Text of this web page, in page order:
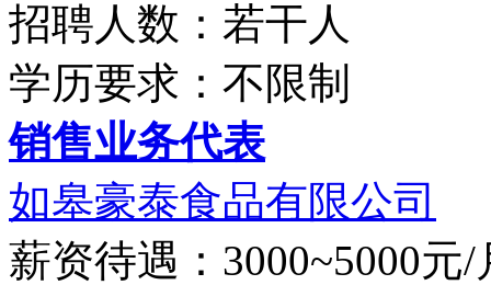
招聘人数：若干人
学历要求：不限制
销售业务代表
如皋豪泰食品有限公司
薪资待遇：3000~5000元/